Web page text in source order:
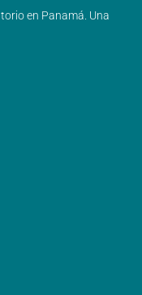
en Panamá. Una